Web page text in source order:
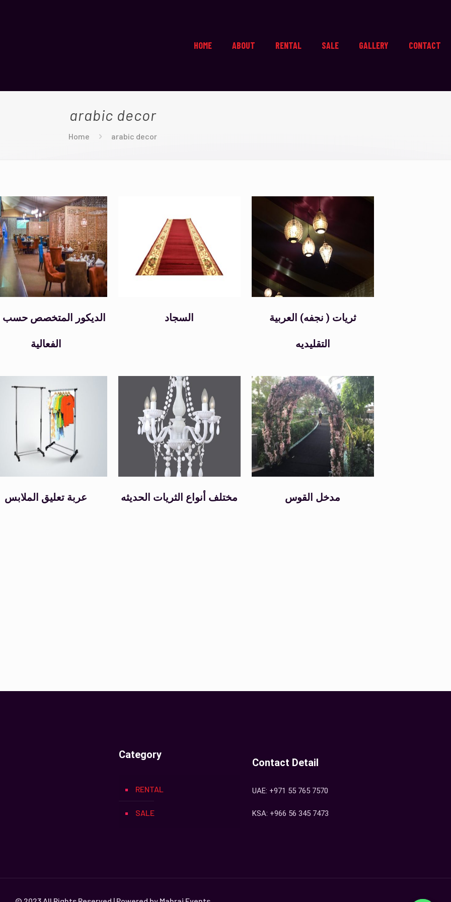
HOME ABOUT RENTAL SALE GALLERY CONTACT
arabic decor
Home arabic decor
الديكور المتخصص حسب
الفعالية
السجاد ثريات ( نجفه) العربية
التقليديه
عربة تعليق الملابس مختلف أنواع الثريات الحديثه مدخل القوس
Category
RENTAL
SALE
Contact Detail
UAE: +971 55 765 7570
KSA: +966 56 345 7473